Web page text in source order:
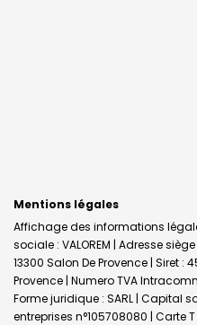
Mentions légales
Affichage des informations légales
sociale : VALOREM | Adresse
13300 Salon De Provence | Siret
Provence | Numero TVA
Forme juridique : SARL | Capital
entreprises n°105708080 | Carte T